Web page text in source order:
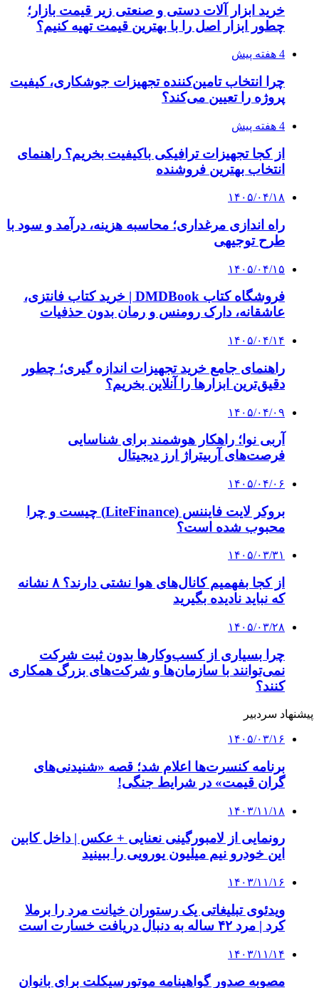
آربی نوا؛ راهکار هوشمند برای شناسایی
فرصت‌های آربیتراژ ارز دیجیتال
۱۴۰۵/۰۴/۰۶
بروکر لایت فایننس (LiteFinance) چیست و چرا
محبوب شده است؟
۱۴۰۵/۰۳/۳۱
از کجا بفهمیم کانال‌های هوا نشتی دارند؟ ۸ نشانه
که نباید نادیده بگیرید
۱۴۰۵/۰۳/۲۸
چرا بسیاری از کسب‌وکارها بدون ثبت شرکت
نمی‌توانند با سازمان‌ها و شرکت‌های بزرگ همکاری
کنند؟
پیشنهاد سردبیر
۱۴۰۵/۰۳/۱۶
برنامه کنسرت‌ها اعلام شد؛ قصه «شنیدنی‌های
گران قیمت» در شرایط جنگی!
۱۴۰۳/۱۱/۱۸
رونمایی از لامبورگینی نعنایی + عکس | داخل کابین
این خودرو نیم میلیون یورویی را ببینید
۱۴۰۳/۱۱/۱۶
ویدئوی تبلیغاتی یک رستوران خیانت مرد را برملا
کرد | مرد ۴۲ ساله به دنبال دریافت خسارت است
۱۴۰۳/۱۱/۱۴
مصوبه صدور گواهینامه موتورسیکلت برای بانوان
ابلاغ رسمی شد + عکس
۱۴۰۳/۱۱/۱۲
این مواد غذایی باعث تشکیل سنگ کلیه می‌شوند
کلیه حقوق متعلق به راهیان اقتصادی می باشد
دکمه بازگشت به بالا